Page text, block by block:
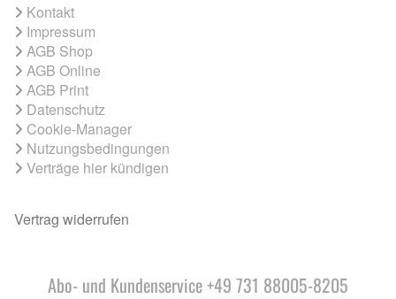
Kontakt
Impressum
AGB Shop
AGB Online
AGB Print
Datenschutz
Cookie-Manager
Nutzungsbedingungen
Verträge hier kündigen
Vertrag widerrufen
Abo- und Kundenservice +49 731 88005-8205